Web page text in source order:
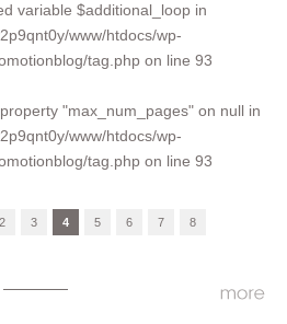
variable $additional_loop in
www/htdocs/wp-
tag.phpon line 93
"max_num_pages" on null in
www/htdocs/wp-
tag.phpon line 93
2 3 4 5 6 7 8